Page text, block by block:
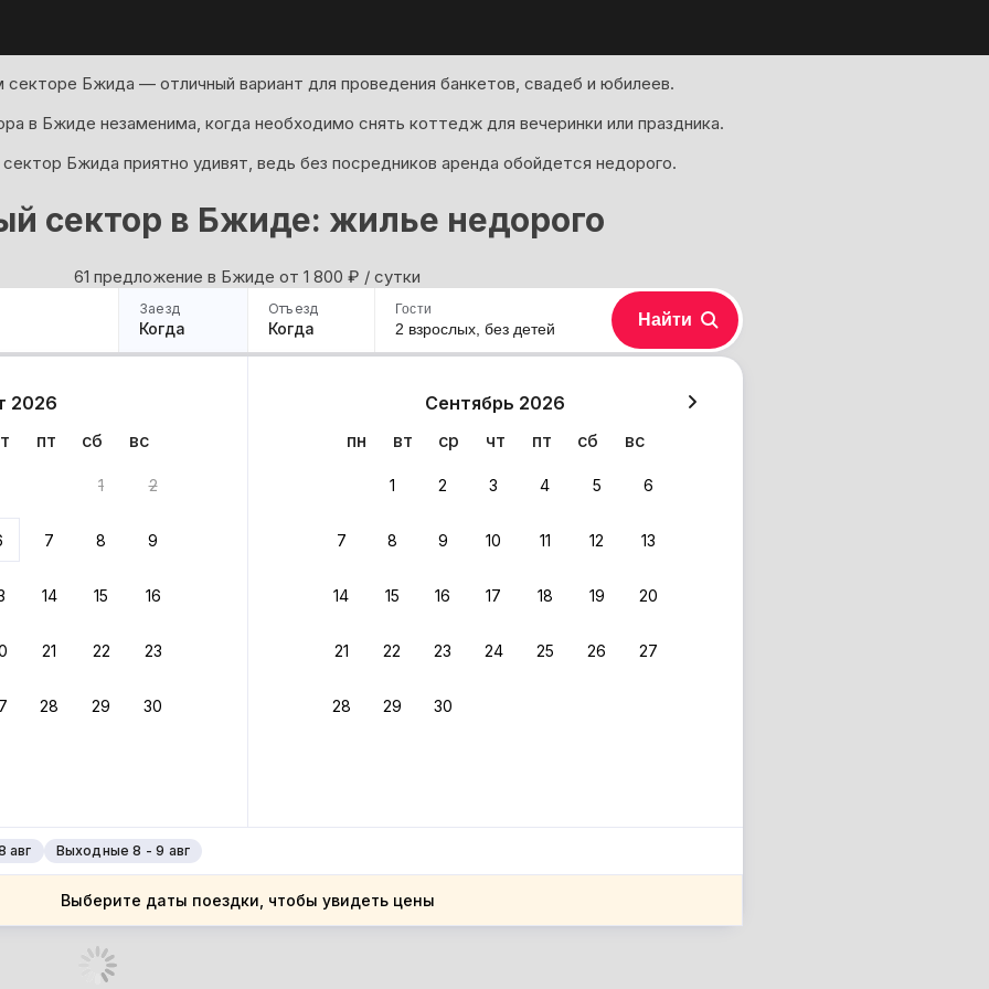
Бжида — отличный вариант для проведения банкетов, свадеб и юбилеев.
в Бжиде незаменима, когда необходимо снять коттедж для вечеринки или праздника.
Бжида приятно удивят, ведь без посредников аренда обойдется недорого.
сектор в Бжиде: жилье недорого
61 предложение в Бжиде oт 1 800 ₽ / сутки
Заезд
Когда
Отъезд
Когда
2026
пт сб вс
1 2
7 8 9
14 15 16
21 22 23
28 29 30
Сентябрь 2026
пн
вт ср чт пт сб вс
1 2 3 4 5 6
7 8 9 10 11 12 13
14 15 16 17 18 19 20
21 22 23 24 25 26 27
28 29 30
авг Выходные 8 - 9 авг
Выберите даты поездки, чтобы увидеть цены
Гости
2 взрослых, без детей Найти